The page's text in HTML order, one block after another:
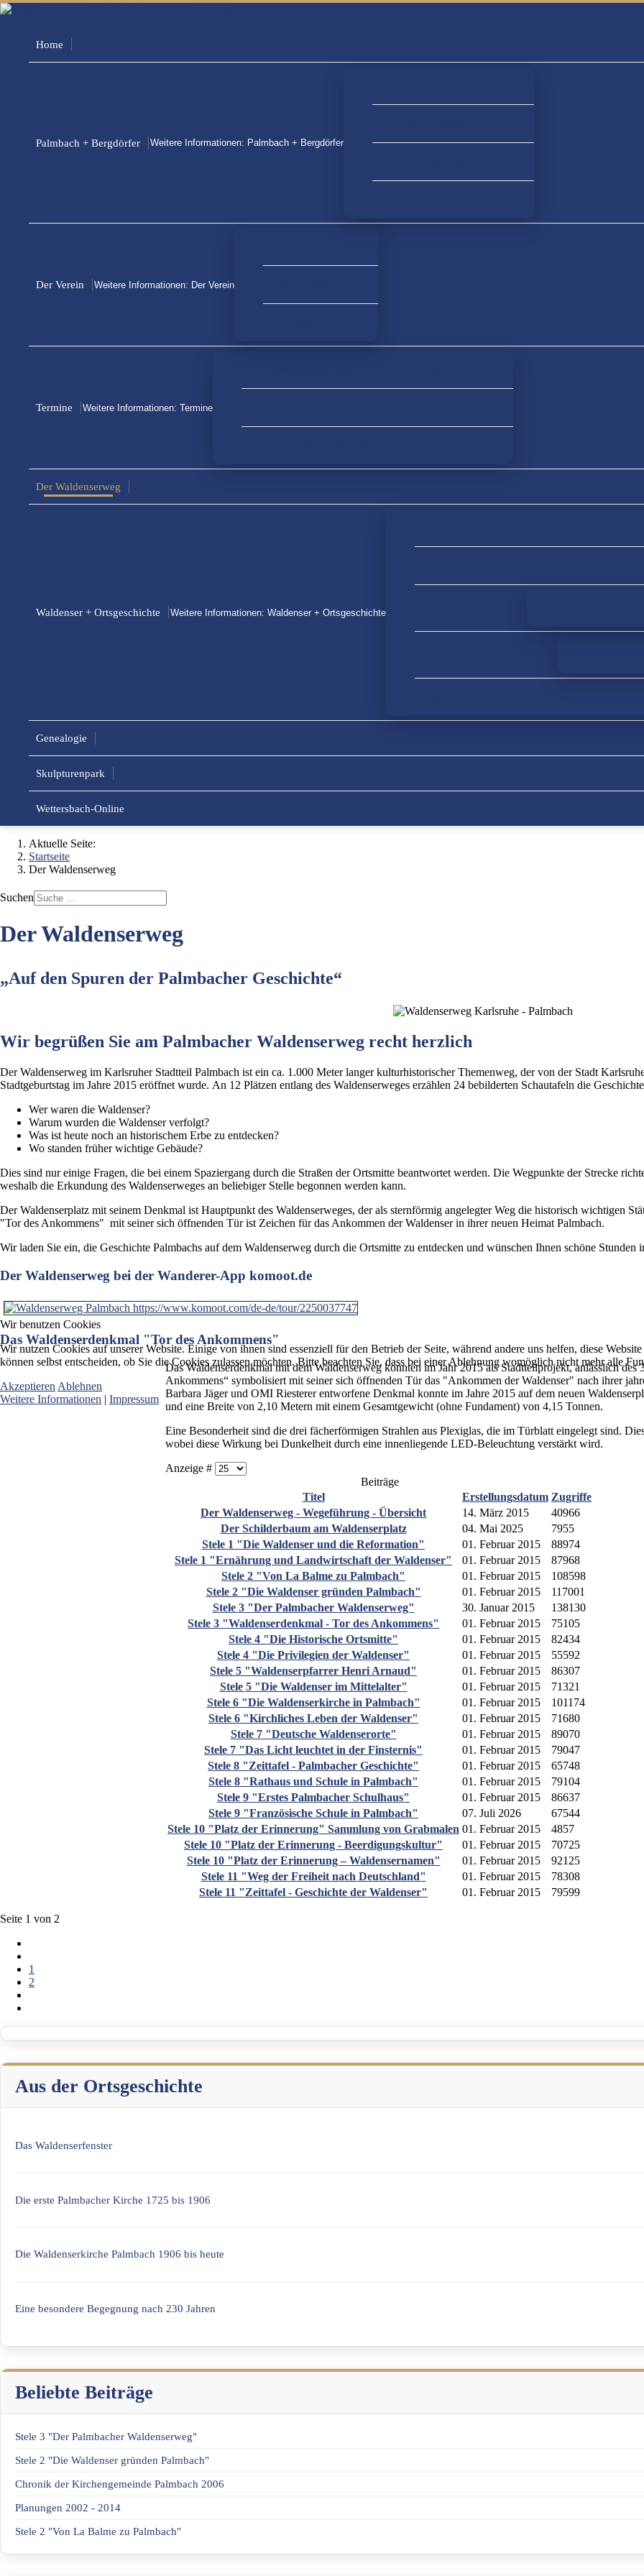
Home
Palmbach + Bergdörfer Weitere Informationen: Palmbach + Bergdörfer
Der Verein Weitere Informationen: Der Verein
Termine Weitere Informationen: Termine
Der Waldenserweg
Waldenser + Ortsgeschichte Weitere Informationen: Waldenser + Ortsgeschichte
Genealogie
Skulpturenpark
Wettersbach-Online
Aktuelle Seite:
Startseite
Der Waldenserweg
Suchen
Der Waldenserweg
„Auf den Spuren der Palmbacher Geschichte“
Wir begrüßen Sie am Palmbacher Waldenserweg recht herzlich
Der Waldenserweg im Karlsruher Stadtteil Palmbach ist ein ca. 1.000 Meter langer kulturhistorischer Themenweg, der von der Stadt
Stadtgeburtstag im Jahre 2015 eröffnet wurde. An 12 Plätzen entlang des Waldenserweges erzählen 24 bebilderten Schautafeln die
Wer waren die Waldenser?
Warum wurden die Waldenser verfolgt?
Was ist heute noch an historischem Erbe zu entdecken?
Wo standen früher wichtige Gebäude?
Dies sind nur einige Fragen, die bei einem Spaziergang durch die Straßen der Ortsmitte beantwortet werden. Die Wegpunkte der Strecke
weshalb die Erkundung des Waldenserweges an beliebiger Stelle begonnen werden kann.
Der Waldenserplatz mit seinem Denkmal ist Hauptpunkt des Waldenserweges, der als sternförmig angelegter Weg die historisch wichtigen
"Tor des Ankommens" mit seiner sich öffnenden Tür ist Zeichen für das Ankommen der Waldenser in ihrer neuen Heimat Palmbach.
Wir laden Sie ein, die Geschichte Palmbachs auf dem Waldenserweg durch die Ortsmitte zu entdecken und wünschen Ihnen schöne Stunden
Der Waldenserweg bei der Wanderer-App komoot.de
Das Waldenserdenkmal "Tor des Ankommens"
Das Waldenserdenkmal mit dem Waldenserweg konnten im Jahr 2015 als Stadtteilprojekt, anlässlich
Ankommens“ symbolisiert mit seiner sich öffnenden Tür das "Ankommen der Waldenser" nach ihrer
Barbara Jäger und OMI Riesterer entworfene Denkmal konnte im Jahre 2015 auf dem neuen
und eine Breite von 2,10 Metern mit einem Gesamtgewicht (ohne Fundament) von 4,15 Tonnen.
Eine Besonderheit sind die drei fächerförmigen Strahlen aus Plexiglas, die im Türblatt eingelegt sind.
wobei diese Wirkung bei Dunkelheit durch eine innenliegende LED-Beleuchtung verstärkt wird.
Anzeige #
Beiträge
Titel
Erstellungsdatum Zugriffe
Der Waldenserweg - Wegeführung - Übersicht
14. März 2015
40966
Der Schilderbaum am Waldenserplatz
04. Mai 2025
7955
Stele 1 "Die Waldenser und die Reformation"
01. Februar 2015
88974
Stele 1 "Ernährung und Landwirtschaft der Waldenser"
01. Februar 2015
87968
Stele 2 "Von La Balme zu Palmbach"
01. Februar 2015
108598
Stele 2 "Die Waldenser gründen Palmbach"
01. Februar 2015
117001
Stele 3 "Der Palmbacher Waldenserweg"
30. Januar 2015
138130
Stele 3 "Waldenserdenkmal - Tor des Ankommens"
01. Februar 2015
75105
Stele 4 "Die Historische Ortsmitte"
01. Februar 2015
82434
Stele 4 "Die Privilegien der Waldenser"
01. Februar 2015
55592
Stele 5 "Waldenserpfarrer Henri Arnaud"
01. Februar 2015
86307
Stele 5 "Die Waldenser im Mittelalter"
01. Februar 2015
71321
Stele 6 "Die Waldenserkirche in Palmbach"
01. Februar 2015
101174
Stele 6 "Kirchliches Leben der Waldenser"
01. Februar 2015
71680
Stele 7 "Deutsche Waldenserorte"
01. Februar 2015
89070
Stele 7 "Das Licht leuchtet in der Finsternis"
01. Februar 2015
79047
Stele 8 "Zeittafel - Palmbacher Geschichte"
01. Februar 2015
65748
Stele 8 "Rathaus und Schule in Palmbach"
01. Februar 2015
79104
Stele 9 "Erstes Palmbacher Schulhaus"
01. Februar 2015
86637
Stele 9 "Französische Schule in Palmbach"
07. Juli 2026
67544
Stele 10 "Platz der Erinnerung" Sammlung von Grabmalen 01. Februar 2015
4857
Stele 10 "Platz der Erinnerung - Beerdigungskultur"
01. Februar 2015
70725
Stele 10 "Platz der Erinnerung – Waldensernamen"
01. Februar 2015
92125
Stele 11 "Weg der Freiheit nach Deutschland"
01. Februar 2015
78308
Stele 11 "Zeittafel - Geschichte der Waldenser"
01. Februar 2015 79599
Seite 1 von 2
1
2
Aus der Ortsgeschichte
Das Waldenserfenster
Die erste Palmbacher Kirche 1725 bis 1906
Die Waldenserkirche Palmbach 1906 bis heute
Eine besondere Begegnung nach 230 Jahren
Beliebte Beiträge
Stele 3 "Der Palmbacher Waldenserweg"
Stele 2 "Die Waldenser gründen Palmbach"
Chronik der Kirchengemeinde Palmbach 2006
Planungen 2002 - 2014
Stele 2 "Von La Balme zu Palmbach"
Wir benutzen Cookies
Wir nutzen Cookies auf unserer Website. Einige von ihnen sind essenziell für den Betrieb der Seite, während andere uns helfen, diese
können selbst entscheiden, ob Sie die Cookies zulassen möchten. Bitte beachten Sie, dass bei einer Ablehnung womöglich nicht mehr alle
Akzeptieren Ablehnen
Weitere Informationen | Impressum